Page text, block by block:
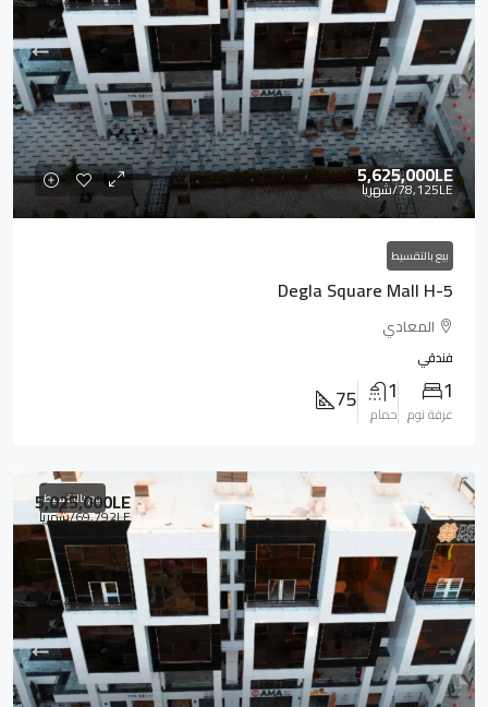
5,625,000LE
78,125LE/شهريا
بيع بالتقسيط
Degla Square Mall H-5
المعادي
فندقي
1
غرفة نوم
1
حمام 75
بيع بالتقسيط
5,025,000LE
69,792LE/شهريا